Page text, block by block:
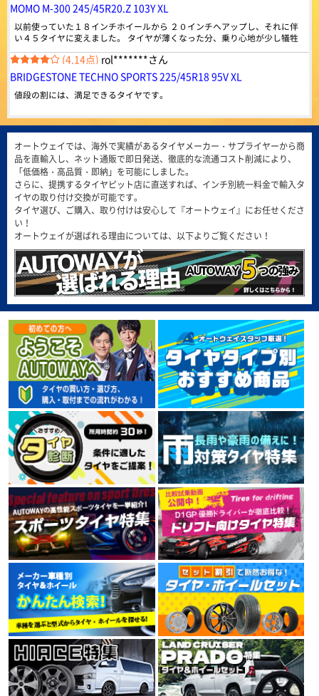
TREK（マックストレック）。 世界一流タイヤ工場と並
ぶ技術力を備えており、中国、アメリカ、ヨーロッパな
どの認証も取得。 道路状況に考慮された、さまざまな特
性を持ったタイヤを設計しています。
総合評価：814件 4.38
MINERVA
ヨーロッパで愛されて100年。ベルギー発の歴史的グロ
ーバルタイヤブランドMINERVA。ヨーロッパをはじめア
ジアなど世界50ヶ国以上で販売されています。
総合評価：1364件 4.50
ARMSTRONG
アームストロング
フロリダ州のマイアミに拠点を置き、最先端の技術と製
造施設で、乗用車、商用車のタイヤを製造しています。
総合評価：164件 4.57
特設ページは
FEDERAL
フェデラル
FEDERAL（フェデラル）は、1954年に台湾で設立さ
れ、1960年から1979年はブリヂストンと、1981年から
2000年までは住友ゴム工業（ダンロップ）とそれぞれ技
術提供を行い、基礎から高度な技術までノウハウを習
得。独自のブランドを築き上げてきました。世界70以上
の国、100以上の地域に代理店があり、強力なグローバ
ルネットワークを持つタイヤメーカーです。
総合評価：7件 4.00
特設ページは
こちら!
TRAVELSTAR
トラベルスター
TRAVELSTAR（トラベルスター）は、アメリカに拠点を
置くブランドです。高品質でコストパフォーマンスを両
立し、北米市場の規準、規定に合格しています。
総合評価：16件 4.44
KENDA
ケンダ
KENDA（ケンダ）は、世界150か国以上に愛用されるワ
ールドブランドタイヤで、街乗り、オフロードから本格
レーシングタイヤまで高品質なタイヤをリーズナブルな
価格で提供しています。台湾、中国、ベトナムに7工場
を展開し、すべてでISO9001を取得。環境にも配慮した
製造設備で技術と生産性を高め、より価格競争力のある
製品を市場に送りだしています。
総合評価：9件 4.35
NITTO
ニットー
特設ページは
こちら!
MOMO M-300 245/45R20.Z 103Y XL
以前使っていた１８インチホイールから ２０インチへアップし、それに伴
い４５タイヤに変えました。 タイヤが薄くなった分、乗り心地が少し犠牲
になりましたが 見た目は凄くカッコよくなり満足してます。 ２０インチだ
とタイヤ代だけで普通は高額になりますが おもったほど高くなくリーズナ
ブルでお得感を感じてます。 この金額ならすり減ったらすぐ交換したいと
思います。 いい買い物ができた。
(4.14点) rol*******さん
BRIDGESTONE TECHNO SPORTS 225/45R18 95V XL
値段の割には、満足できるタイヤです。
(4.50点)qqs*******さん
GOODYEAR EfficientGrip ECO EG02 175/65R15 84H
全般的に満足しています。以前より静かだし、乗り心地も良いです。転がり
抵抗は小さいと感じます。
(5.00点)デラックスさん
RADAR Dimax ICE 205/60R16 96T XL ｽﾀｯﾄﾞﾚｽ
日常の使用に問題なし。ピッタリと地面を感じるので安心して運転できま
す。
(5.00点)bea*******さん
MAXTREK MAXIMUS M1 165/55R14 72V
綺麗なタイヤでした、また御願いします。外国製でも充分でした。
(4.29点)tag*******さん
MAXTREK MAXIMUS M1 175/70R14 84T
このタイヤの購入は２回連続となります。中国製のタイヤは何度か購入して
いますが、今まで特に大きなトラブルはありません。 ウェットの時少しだ
け心配あるかな程度ですが日常使用には問題ないかと思います。 耐久性で
すが、丁寧に運転していれば耐久性も問題ないかと思います。
(4.21点)リュウさん
RADAR Dimax R8+ 275/35R18.Z 99Y XL
コスパいいと思います コンフォートです 音も静かで乗り心地もいい ナンカ
ンのNS-20よりいいと思います。 ただし、タイヤのイン-アウトが決まって
いるのが残念 タイヤの内外を入れ替えて使うことができません
オートウェイでは、海外で実績があるタイヤメーカー・サプライヤーから商
品を直輸入し、ネット通販で即日発送、徹底的な流通コスト削減により、
「低価格・高品質・即納」を可能にしました。
さらに、提携するタイヤピット店に直送すれば、インチ別統一料金で輸入タ
イヤの取り付け交換が可能です。
タイヤ選び、ご購入、取り付けは安心して『オートウェイ』にお任せくださ
い！
オートウェイが選ばれる理由については、以下よりご覧ください！